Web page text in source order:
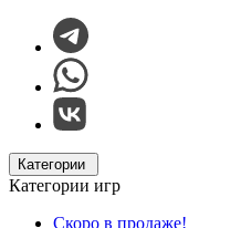
Категории
Категории игр
Скоро в продаже!